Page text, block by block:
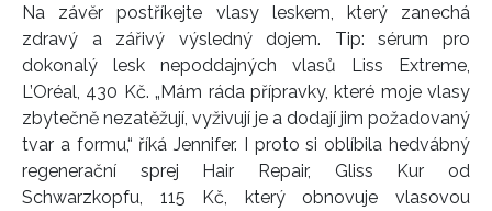
Na závěr postříkejte vlasy leskem, který zanechá
zdravý a zářivý výsledný dojem. Tip: sérum pro
dokonalý lesk nepoddajných vlasů Liss Extreme,
L’Oréal, 430 Kč. „Mám ráda přípravky, které moje vlasy
zbytečně nezatěžují, vyživují je a dodají jim požadovaný
tvar a formu,“ říká Jennifer. I proto si oblíbila hedvábný
regenerační sprej Hair Repair, Gliss Kur od
Schwarzkopfu, 115 Kč, který obnovuje vlasovou